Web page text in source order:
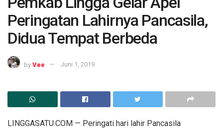
Peringatan Lahirnya Pancasila,
Didua Tempat Berbeda
by Vee Juni 1, 2019
LINGGASATU.COM — Peringati hari lahir Pancasila